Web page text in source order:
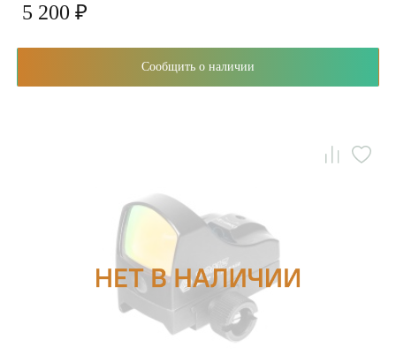
5 200 ₽
Сообщить о наличии